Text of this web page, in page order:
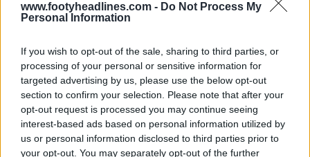
www.footyheadlines.com - Do Not Process My
Personal Information
If you wish to opt-out of the sale, sharing to third parties, or
processing of your personal or sensitive information for
targeted advertising by us, please use the below opt-out
section to confirm your selection. Please note that after your
opt-out request is processed you may continue seeing
interest-based ads based on personal information utilized by
us or personal information disclosed to third parties prior to
your opt-out. You may separately opt-out of the further
Camisa reserva da AS Roma 26-27 lançada
OFICIAL 95 33 0 78.5K 47m